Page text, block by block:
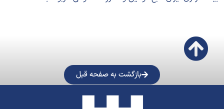
بازگشت به صفحه قبل